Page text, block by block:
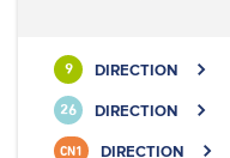
9 DIRECTION
26 DIRECTION
CN1 DIRECTION